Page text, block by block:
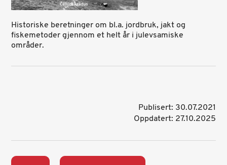
Historiske beretninger om bl.a. jordbruk, jakt og
fiskemetoder gjennom et helt år i julevsamiske
områder.
Publisert: 30.07.2021
Oppdatert: 27.10.2025